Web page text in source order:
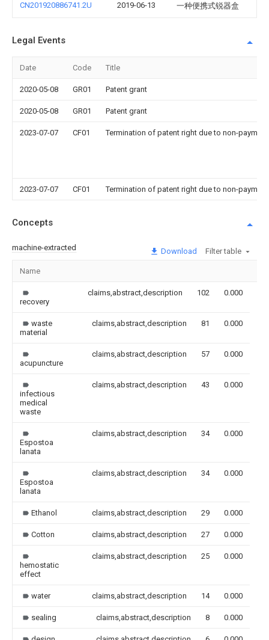
CN201920886741.2U 2019-06-13 一种便携式锐器盒
Legal Events
Date Code Title
2020-05-08 GR01 Patent grant
2020-05-08 GR01 Patent grant
2023-07-07 CF01 Termination of patent right due to non-
2023-07-07 CF01 Termination of patent right due to non-
Concepts
machine-extracted Download Filter table
Name
recovery
claims,abstract,description 102 0.000
waste
material
claims,abstract,description 81 0.000
acupuncture
claims,abstract,description 57 0.000
infectious
medical
waste
claims,abstract,description 43 0.000
Espostoa
lanata
claims,abstract,description 34 0.000
Espostoa
lanata
claims,abstract,description 34 0.000
Ethanol claims,abstract,description 29 0.000
Cotton claims,abstract,description 27 0.000
hemostatic
effect
claims,abstract,description 25 0.000
water claims,abstract,description 14 0.000
sealing claims,abstract,description 8 0.000